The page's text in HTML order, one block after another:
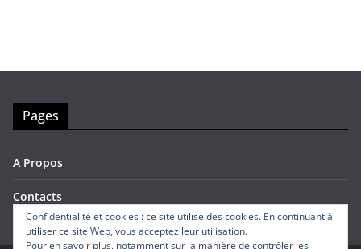
Pages
A Propos
Contacts
Confidentialité et cookies : ce site utilise des cookies. En continuant à
utiliser ce site Web, vous acceptez leur utilisation.
Pour en savoir plus, notamment sur la manière de contrôler les